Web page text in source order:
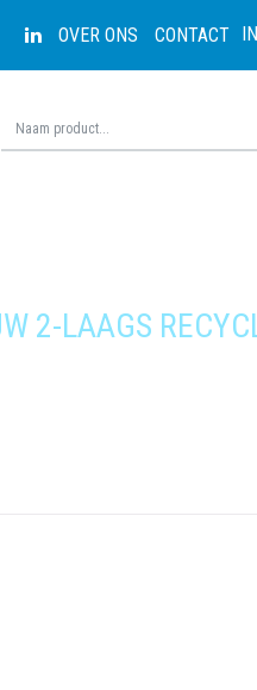
OVER ONS CONTACT
2-LAAGS